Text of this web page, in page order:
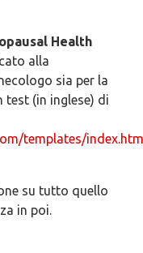
Health
alla
sia per la
test (in inglese) di
templates/
su tutto quello
in poi.